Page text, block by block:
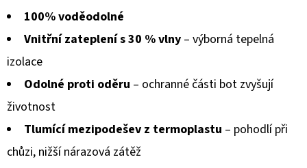
100% voděodolné
Vnitřní zateplení s 30 % vlny – výborná tepelná
izolace
Odolné proti oděru – ochranné části bot zvyšují
životnost
Tlumící mezipodešev z termoplastu – pohodlí při
chůzi, nižší nárazová zátěž